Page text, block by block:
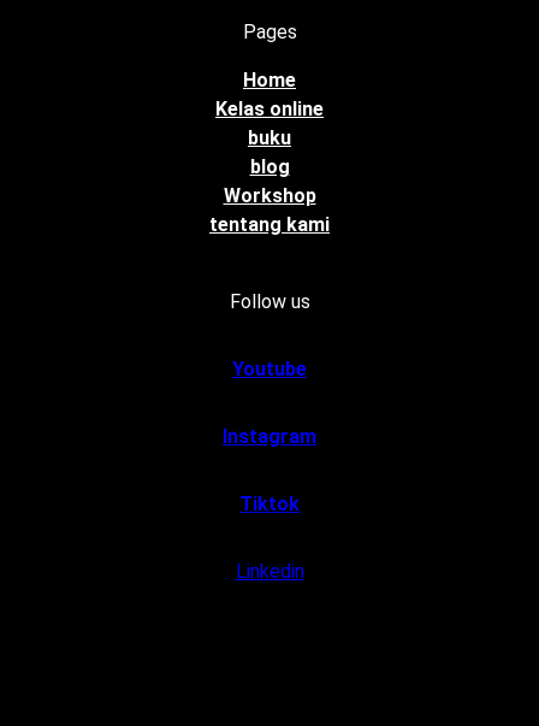
Pages
Home
Kelas online
buku
blog
Workshop
tentang kami
Follow us
Youtube
Instagram
Tiktok
Linkedin